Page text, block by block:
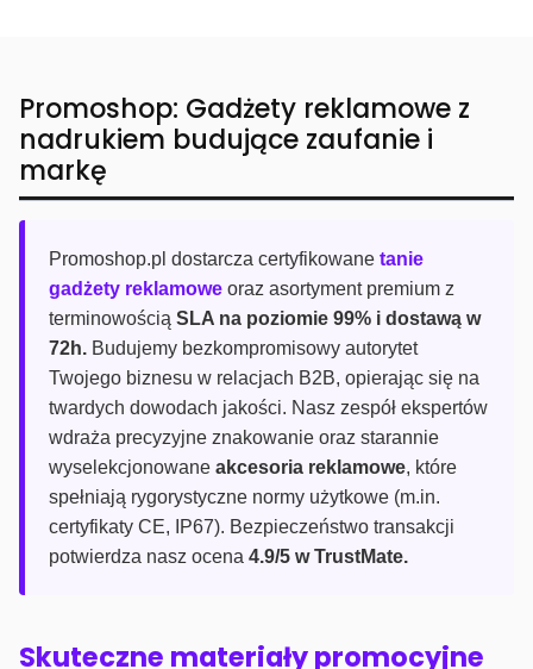
Promoshop: Gadżety reklamowe z
nadrukiem budujące zaufanie i
markę
Promoshop.pl dostarcza certyfikowane tanie
gadżety reklamowe oraz asortyment premium z
terminowością SLA na poziomie 99% i dostawą w
72h. Budujemy bezkompromisowy autorytet
Twojego biznesu w relacjach B2B, opierając się na
twardych dowodach jakości. Nasz zespół ekspertów
wdraża precyzyjne znakowanie oraz starannie
wyselekcjonowane akcesoria reklamowe, które
spełniają rygorystyczne normy użytkowe (m.in.
certyfikaty CE, IP67). Bezpieczeństwo transakcji
potwierdza nasz ocena 4.9/5 w TrustMate.
Skuteczne materiały promocyjne